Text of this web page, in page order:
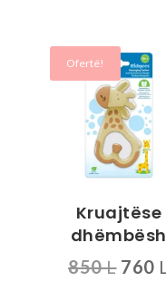
Ofertë!
Kruajtëse
dhëmbësh
850L Çmimi
760 L